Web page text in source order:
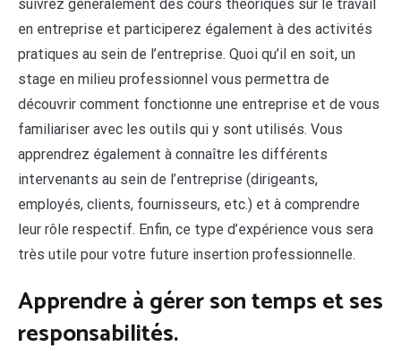
suivrez généralement des cours théoriques sur le travail
en entreprise et participerez également à des activités
pratiques au sein de l’entreprise. Quoi qu’il en soit, un
stage en milieu professionnel vous permettra de
découvrir comment fonctionne une entreprise et de vous
familiariser avec les outils qui y sont utilisés. Vous
apprendrez également à connaître les différents
intervenants au sein de l’entreprise (dirigeants,
employés, clients, fournisseurs, etc.) et à comprendre
leur rôle respectif. Enfin, ce type d’expérience vous sera
très utile pour votre future insertion professionnelle.
Apprendre à gérer son temps et ses
responsabilités.